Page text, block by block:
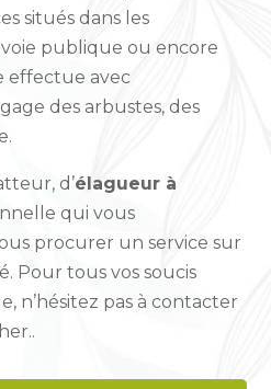
situés dans les
publique ou encore
effectue avec
des arbustes, des
d’élagueur à
qui vous
procurer un service sur
Pour tous vos soucis
n’hésitez pas à contacter